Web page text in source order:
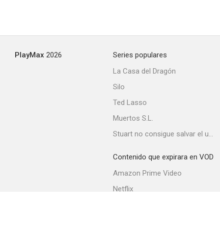
PlayMax 2026
Series populares
La Casa del Dragón
Silo
Ted Lasso
Muertos S.L.
Stuart no consigue salvar el universo
Contenido que expirara en VOD
Amazon Prime Video
Netflix